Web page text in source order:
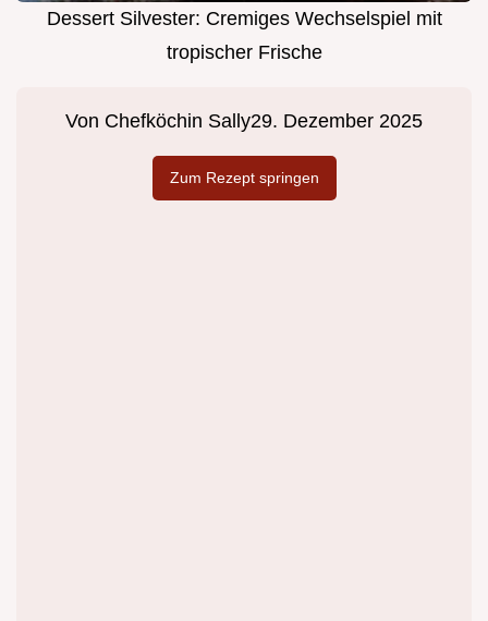
Dessert Silvester: Cremiges Wechselspiel mit
tropischer Frische
Von Chefköchin Sally29. Dezember 2025
Zum Rezept springen